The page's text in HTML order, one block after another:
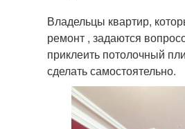
Владельцы квартир,
ремонт , задаются
приклеить потолочный
сделать самостоятельно.